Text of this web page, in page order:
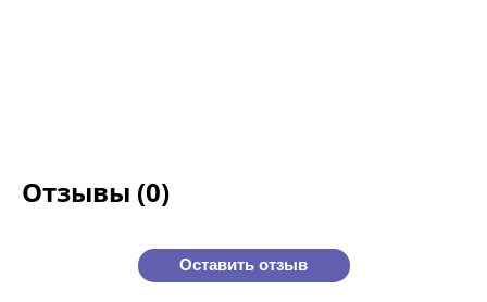
Отзывы (0)
Оставить отзыв